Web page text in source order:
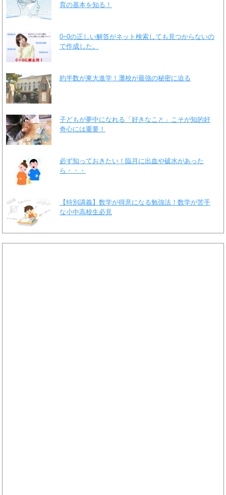
育の基本を知る！
0÷0の正しい解答がネット検索しても見つからないの
で作成した。
約半数が東大進学！灘校が最強の秘密に迫る
子どもが夢中になれる「好きなこと」こそが知的好
奇心には重要！
必ず知っておきたい！臨月に出血や破水があった
ら・・・
【特別講義】数学が得意になる勉強法！数学が苦手
な小中高校生必見